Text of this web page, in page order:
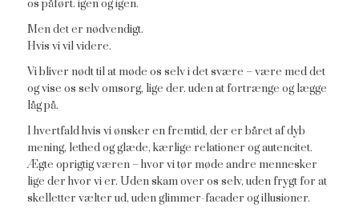
os påført. igen og igen.
Men det er nødvendigt.
Hvis vi vil videre.
Vi bliver nødt til at møde os selv i det svære – være med det
og vise os selv omsorg, lige der. uden at fortrænge og lægge
låg på.
I hvertfald hvis vi ønsker en fremtid, der er båret af dyb
mening, lethed og glæde, kærlige relationer og autencitet.
Ægte oprigtig væren – hvor vi tør møde andre mennesker
lige der hvor vi er. Uden skam over os selv, uden frygt for at
skelletter vælter ud, uden glimmer-facader og illusioner.